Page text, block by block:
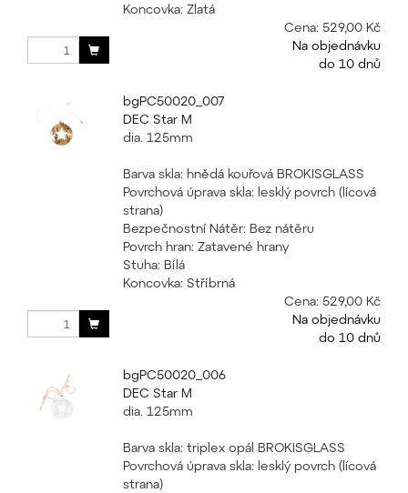
Koncovka: Zlatá
Cena: 529,00 Kč
Na objednávku
do 10 dnů
bgPC50020_007
DEC Star M
dia. 125mm
Barva skla: hnědá kouřová BROKISGLASS
Povrchová úprava skla: lesklý povrch (lícová
strana)
Bezpečnostní Nátěr: Bez nátěru
Povrch hran: Zatavené hrany
Stuha: Bílá
Koncovka: Stříbrná
Cena: 529,00 Kč
Na objednávku
do 10 dnů
bgPC50020_006
DEC Star M
dia. 125mm
Barva skla: triplex opál BROKISGLASS
Povrchová úprava skla: lesklý povrch (lícová
strana)